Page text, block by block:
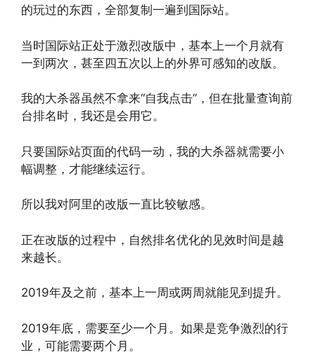
的玩过的东西，全部复制一遍到国际站。
当时国际站正处于激烈改版中，基本上一个月就有
一到两次，甚至四五次以上的外界可感知的改版。
我的大杀器虽然不拿来“自我点击”，但在批量查询前
台排名时，我还是会用它。
只要国际站页面的代码一动，我的大杀器就需要小
幅调整，才能继续运行。
所以我对阿里的改版一直比较敏感。
正在改版的过程中，自然排名优化的见效时间是越
来越长。
2019年及之前，基本上一周或两周就能见到提升。
2019年底，需要至少一个月。如果是竞争激烈的行
业，可能需要两个月。